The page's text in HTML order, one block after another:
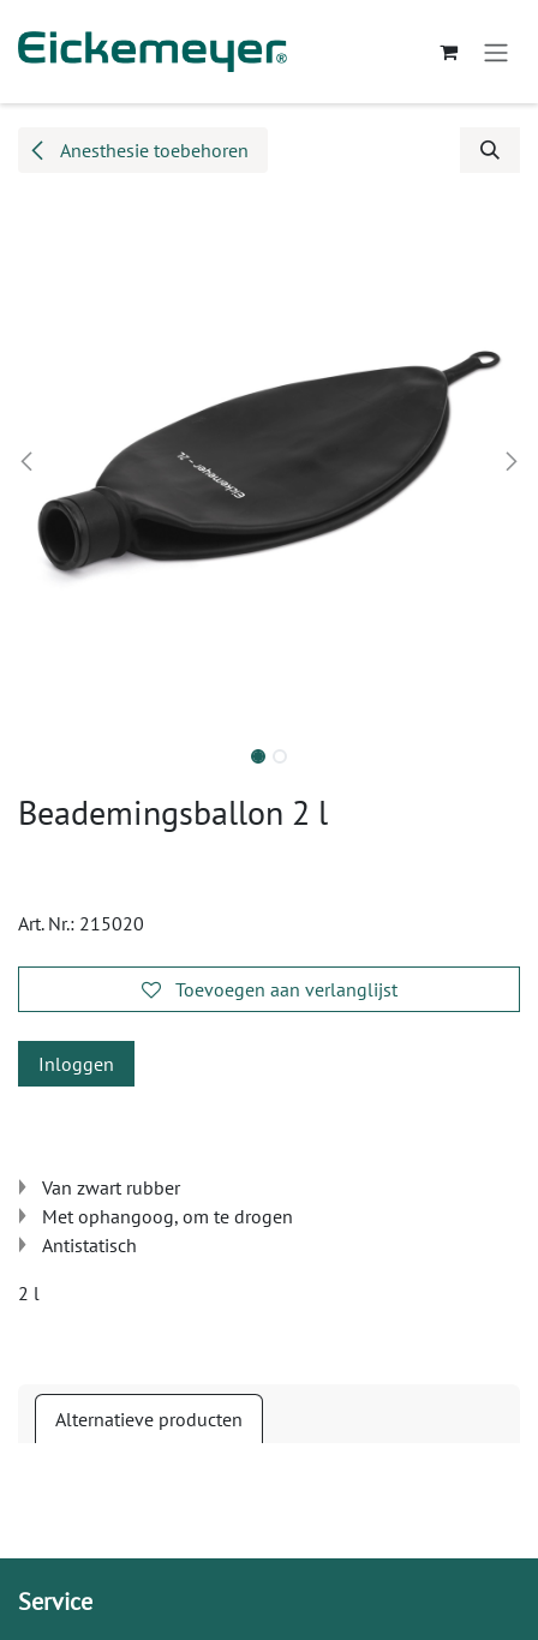
Anesthesie toebehoren
Beademingsballon 2 l
Art. Nr.: 215020
Toevoegen aan verlanglijst
Inloggen
Van zwart rubber
Met ophangoog, om te drogen
Antistatisch
2 l
Alternatieve producten
Service